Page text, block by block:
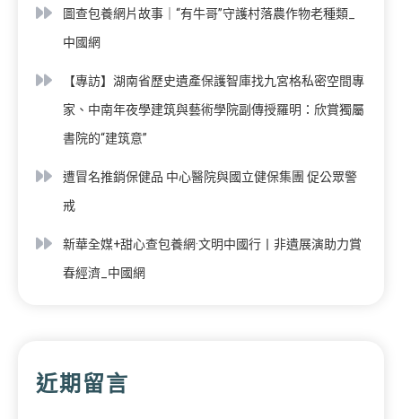
圖查包養網片故事｜“有牛哥”守護村落農作物老種類_
中國網
【專訪】湖南省歷史遺產保護智庫找九宮格私密空間專
家、中南年夜學建筑與藝術學院副傳授羅明：欣賞獨屬
書院的“建筑意”
遭冒名推銷保健品 中心醫院與國立健保集團 促公眾警
戒
新華全媒+甜心查包養網·文明中國行丨非遺展演助力賞
春經濟_中國網
近期留言